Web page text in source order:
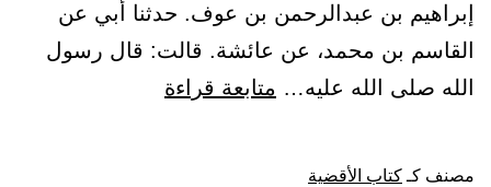
إبراهيم بن عبدالرحمن بن عوف. حدثنا أبي عن
القاسم بن محمد، عن عائشة. قالت: قال رسول
الله صلى الله عليه… متابعة قراءة
مصنف كـ كتاب الأقضية